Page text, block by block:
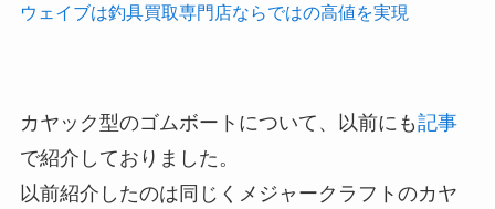
ウェイブは釣具買取専門店ならではの高値を実現
カヤック型のゴムボートについて、以前にも記事
で紹介しておりました。
以前紹介したのは同じくメジャークラフトのカヤ